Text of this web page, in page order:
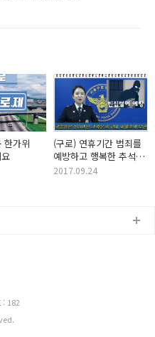
한가위
(구로) 연휴기간 범죄를
예방하고 행복한 추석이
되려면...??
2017.09.24
: 182